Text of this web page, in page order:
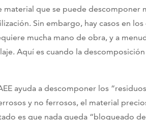
que se puede descomponer
Sin embargo, hay casos en
mucha mano de obra, y a
Aquí es cuando la
ayuda a descomponer los
y no ferrosos, el material
es que nada queda “bloqueado